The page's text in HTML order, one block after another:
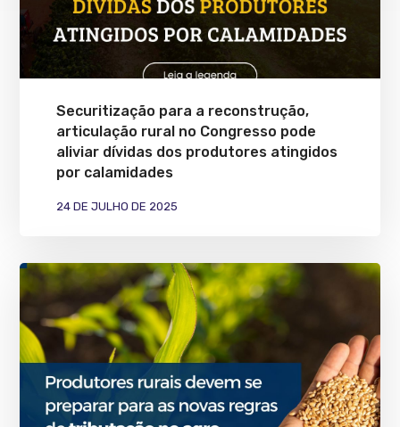
Securitização para a reconstrução,
articulação rural no Congresso pode
aliviar dívidas dos produtores atingidos
por calamidades
24 DE JULHO DE 2025